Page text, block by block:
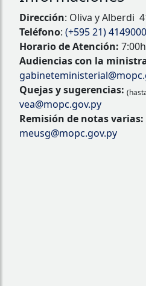
Dirección: Oliva y Alberdi
Teléfono: (+595 21) 4149000
Horario de Atención:
Audiencias con la
Quejas y sugerencias:
vea@mopc.gov.py
Remisión de notas varias:
meusg@mopc.gov.py